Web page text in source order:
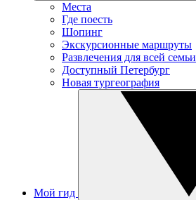
Места
Где поесть
Шопинг
Экскурсионные маршруты
Развлечения для всей семьи
Доступный Петербург
Новая тургеография
Мой гид